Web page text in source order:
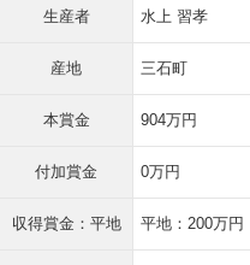
生産者 水上 習孝
産地 三石町
本賞金 904万円
付加賞金 0万円
収得賞金：平地 平地：200万円